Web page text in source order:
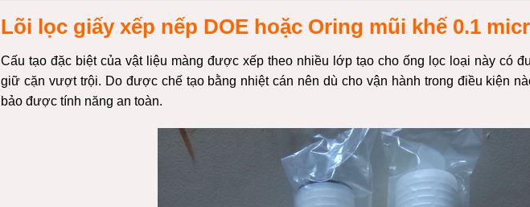
Lõi lọc giấy xếp nếp DOE hoặc Oring mũi khế 0.1
Cấu tạo đặc biệt của vật liệu màng được xếp theo nhiều lớp tạo cho ống lọc loại này có
giữ cặn vượt trội. Do được chế tạo bằng nhiệt cán nên dù cho vận hành trong điều kiện
bảo được tính năng an toàn.